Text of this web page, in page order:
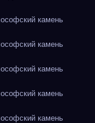
камень
камень
камень
камень
камень